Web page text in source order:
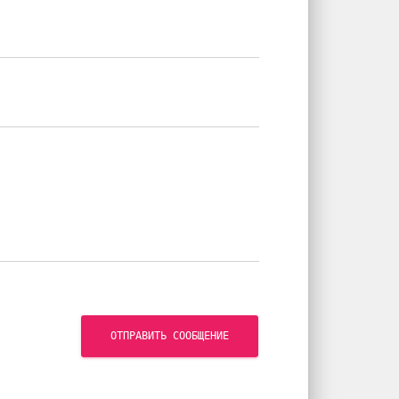
ОТПРАВИТЬ СООБЩЕНИЕ